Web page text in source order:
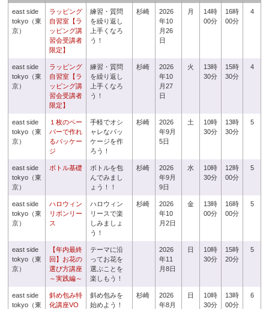
east side
tokyo（東
京）
ラッピング
自習室【ラ
ッピング講
習会受講者
限定】
練習・質問
を繰り返し
上手くなろ
う！
杉崎
2026
年10
月26
日
月
14時
00分
16時
00分
4
east side
tokyo（東
京）
ラッピング
自習室【ラ
ッピング講
習会受講者
限定】
練習・質問
を繰り返し
上手くなろ
う！
杉崎
2026
年10
月27
日
火
13時
30分
15時
30分
4
east side
tokyo（東
京）
１枚のペー
パーで作れ
るパッケー
ジ
手軽でオシ
ャレなパッ
ケージを作
ろう！
杉崎
2026
年9月
5日
土
10時
30分
13時
30分
5
east side
tokyo（東
京）
ボトル基礎
ボトルを包
んでみまし
ょう！！
杉崎
2026
年9月
9日
水
10時
30分
12時
00分
5
east side
tokyo（東
京）
ハロウィン
リボンリー
ス
ハロウィン
リースで楽
しみましょ
う！
杉崎
2026
年10
月2日
金
13時
00分
16時
00分
5
east side
tokyo（東
京）
【年内最終
回】お花の
選び方講座
～実践編～
テーマに沿
ってお花を
選ぶことを
楽しもう！
2026
年11
月8日
日
10時
30分
15時
20分
5
east side
tokyo（東
斜め包み特
化講座VO
斜め包みを
始めよう！
杉崎
2026
年8月
日
10時
30分
13時
00分
6